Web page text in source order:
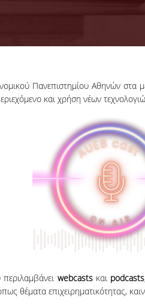
Πανεπιστημίου Αθηνών στα
και χρήση νέων
webcasts και podcasts
θέματα επιχειρηματικότητας,